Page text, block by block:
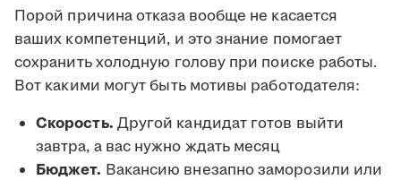
Порой причина отказа вообще не касается
ваших компетенций, и это знание помогает
сохранить холодную голову при поиске работы.
Вот какими могут быть мотивы работодателя:
Скорость. Другой кандидат готов выйти
завтра, а вас нужно ждать месяц
Бюджет. Вакансию внезапно заморозили или